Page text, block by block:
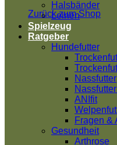
Zurück zum Shop
Halsbänder
Leinen
Spielzeug
Ratgeber
Hundefutter
Nassfutter
ANIfit
Fragen &
Gesundheit
Arthrose